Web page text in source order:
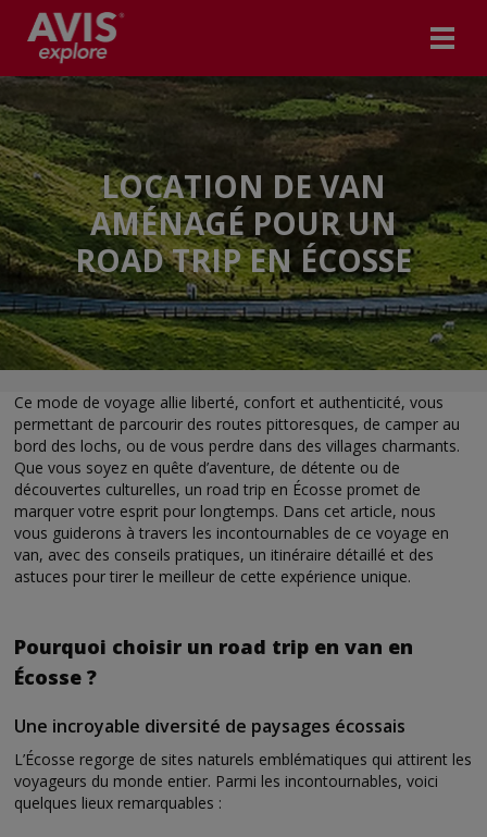
LOCATION DE VAN
AMÉNAGÉ POUR UN
ROAD TRIP EN ÉCOSSE
Ce mode de voyage allie liberté, confort et authenticité, vous
permettant de parcourir des routes pittoresques, de camper au
bord des lochs, ou de vous perdre dans des villages charmants.
Que vous soyez en quête d’aventure, de détente ou de
découvertes culturelles, un road trip en Écosse promet de
marquer votre esprit pour longtemps. Dans cet article, nous
vous guiderons à travers les incontournables de ce voyage en
van, avec des conseils pratiques, un itinéraire détaillé et des
astuces pour tirer le meilleur de cette expérience unique.
Pourquoi choisir un road trip en van en
Écosse ?
Une incroyable diversité de paysages écossais
L’Écosse regorge de sites naturels emblématiques qui attirent les
voyageurs du monde entier. Parmi les incontournables, voici
quelques lieux remarquables :